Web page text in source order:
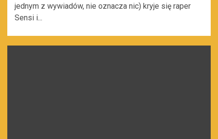
jednym z wywiadów, nie oznacza nic) kryje się raper
Sensi i...